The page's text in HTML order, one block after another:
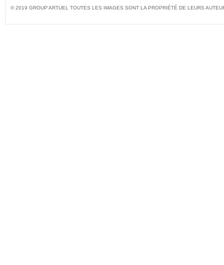
© 2019 GROUP'ARTUEL TOUTES LES IMAGES SONT LA PROPRIÉTÉ DE LEURS